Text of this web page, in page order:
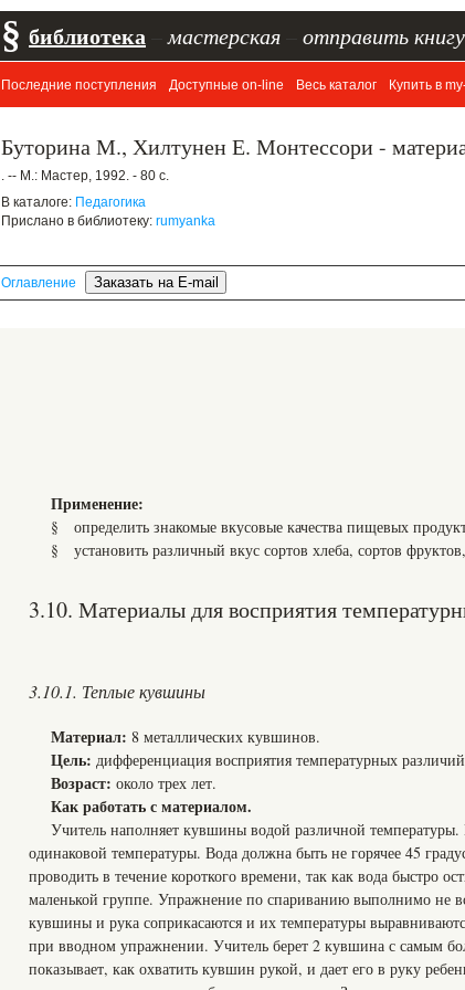
§ библиотека мастерская отправить книгу
Последние поступления Доступные on-line Весь каталог Купить в
Буторина М., Хилтунен Е. Монтессори -
. -- М.: Мастер, 1992. - 80 с.
В каталоге: Педагогика
Прислано в библиотеку: rumyanka
Оглавление
Применение:
§ определить знакомые вкусовые качества пищевых
§ установить различный вкус сортов хлеба, сортов
3.10. Материалы для восприятия
3.10.1. Теплые кувшины
Материал: 8 металлических кувшинов.
Цель: дифференциация восприятия температурных
Возраст: около трех лет.
Как работать с материалом.
Учитель наполняет кувшины водой различной
одинаковой температуры. Вода должна быть не горячее 45
проводить в течение короткого времени, так как вода быстро
маленькой группе. Упражнение по спариванию выполнимо не
кувшины и рука соприкасаются и их температуры
при вводном упражнении. Учитель берет 2 кувшина с самым
показывает, как охватить кувшин рукой, и дает его в руку